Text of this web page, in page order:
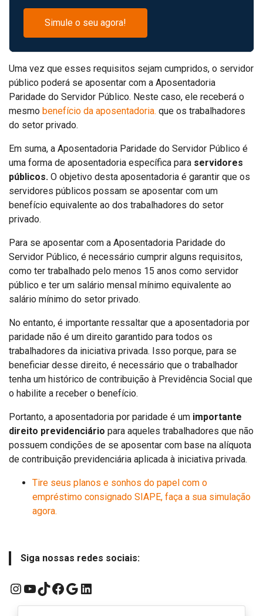
Simule o seu agora!
Uma vez que esses requisitos sejam cumpridos, o servidor
público poderá se aposentar com a Aposentadoria
Paridade do Servidor Público. Neste caso, ele receberá o
mesmo benefício da aposentadoria. que os trabalhadores
do setor privado.
Em suma, a Aposentadoria Paridade do Servidor Público é
uma forma de aposentadoria específica para servidores
públicos. O objetivo desta aposentadoria é garantir que os
servidores públicos possam se aposentar com um
benefício equivalente ao dos trabalhadores do setor
privado.
Para se aposentar com a Aposentadoria Paridade do
Servidor Público, é necessário cumprir alguns requisitos,
como ter trabalhado pelo menos 15 anos como servidor
público e ter um salário mensal mínimo equivalente ao
salário mínimo do setor privado.
No entanto, é importante ressaltar que a aposentadoria por
paridade não é um direito garantido para todos os
trabalhadores da iniciativa privada. Isso porque, para se
beneficiar desse direito, é necessário que o trabalhador
tenha um histórico de contribuição à Previdência Social que
o habilite a receber o benefício.
Portanto, a aposentadoria por paridade é um importante
direito previdenciário para aqueles trabalhadores que não
possuem condições de se aposentar com base na alíquota
de contribuição previdenciária aplicada à iniciativa privada.
Tire seus planos e sonhos do papel com o
empréstimo consignado SIAPE, faça a sua simulação
agora.
Siga nossas redes sociais:
Instagram
YouTube
TikTok
Facebook
Google
LinkedIn